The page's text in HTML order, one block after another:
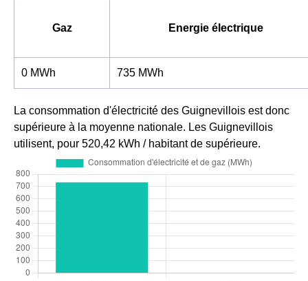
Gaz Energie électrique
0 MWh 735 MWh
La consommation d'électricité des Guignevillois est donc
supérieure à la moyenne nationale. Les Guignevillois
utilisent, pour 520,42 kWh / habitant de supérieure.